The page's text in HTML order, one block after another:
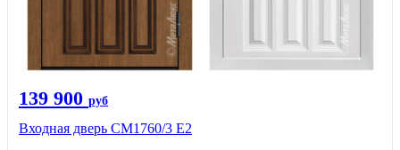
139 900 руб
Входная дверь CМ1760/3 Е2